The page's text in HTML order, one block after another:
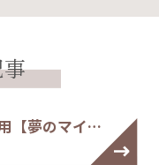
【夢のマイ…